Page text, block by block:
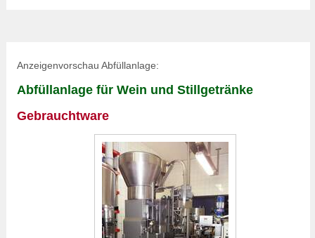
Anzeigenvorschau Abfüllanlage:
Abfüllanlage für Wein und Stillgetränke
Gebrauchtware